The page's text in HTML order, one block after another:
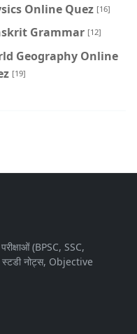
Online Quez [16]
Grammar [12]
Geography Online
[19]
(BPSC, SSC,
स्टडी नोट्स, Objective